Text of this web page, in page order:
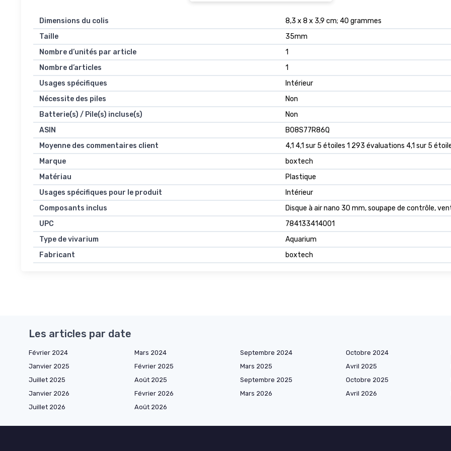
Dimensions du colis
‎8,3 x 8 x 3,9 cm; 40 grammes
Taille
‎35mm
Nombre d’unités par article
‎1
Nombre d’articles
‎1
Usages spécifiques
‎Intérieur
Nécessite des piles
‎Non
Batterie(s) / Pile(s) incluse(s)
‎Non
ASIN
B08S77R86Q
Moyenne des commentaires client
4,1 4,1 sur 5 étoiles 1 293 évaluations 4,1 sur 5
Marque
boxtech
Matériau
Plastique
Usages spécifiques pour le produit
Intérieur
Composants inclus
Disque à air nano 30 mm, soupape de contrôle,
UPC
784133414001
Type de vivarium
Aquarium
Fabricant
boxtech
Les articles par date
Février 2024 Mars 2024 Septembre 2024 Octobre 2024
Janvier 2025
Février 2025 Mars 2025 Avril 2025
Juillet 2025
Août 2025 Septembre 2025 Octobre 2025
Janvier 2026
Février 2026 Mars 2026 Avril 2026
Juillet 2026
Août 2026